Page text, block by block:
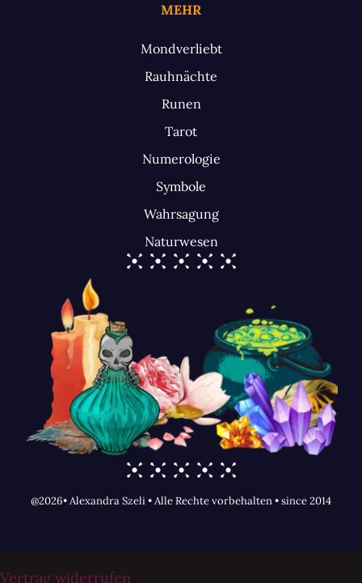
MEHR
Mondverliebt
Rauhnächte
Runen
Tarot
Numerologie
Symbole
Wahrsagung
Naturwesen
@2026• Alexandra Szeli • Alle Rechte vorbehalten • since 2014
Vertrag widerrufen